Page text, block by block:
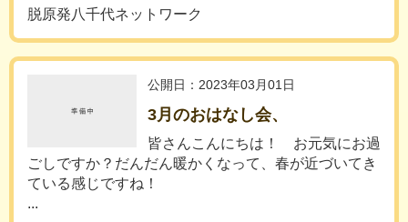
脱原発八千代ネットワーク
公開日：2023年03月01日
3月のおはなし会、
皆さんこんにちは！ お元気にお過
ごしですか？だんだん暖かくなって、春が近づいてき
ている感じですね！
...